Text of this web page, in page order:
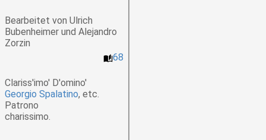
Bearbeitet von Ulrich
Bubenheimer und Alejandro
Zorzin
68
Clariss'imo' D'omino'
Georgio Spalatino, etc.
Patrono
charissimo.